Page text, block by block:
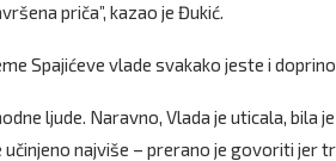
priča”, kazao je Đukić.
Spajićeve vlade svakako jeste i
ljude. Naravno, Vlada je uticala, bila
najviše – prerano je govoriti jer